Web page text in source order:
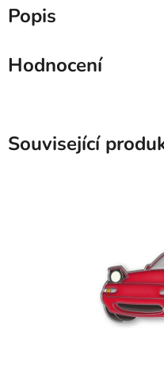
Popis
Hodnocení
Související